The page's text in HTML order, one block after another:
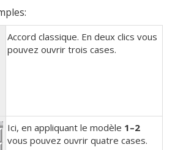
Accord classique. En deux clics vous
pouvez ouvrir trois cases.
Ici, en appliquant le modèle 1–2
vous pouvez ouvrir quatre cases.